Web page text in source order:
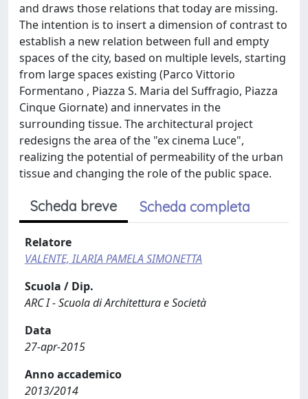
and draws those relations that today are missing.
The intention is to insert a dimension of contrast to
establish a new relation between full and empty
spaces of the city, based on multiple levels, starting
from large spaces existing (Parco Vittorio
Formentano , Piazza S. Maria del Suffragio, Piazza
Cinque Giornate) and innervates in the
surrounding tissue. The architectural project
redesigns the area of the "ex cinema Luce",
realizing the potential of permeability of the urban
tissue and changing the role of the public space.
Scheda breve Scheda completa
Relatore
VALENTE, ILARIA PAMELA SIMONETTA
Scuola / Dip.
ARC I - Scuola di Architettura e Società
Data
27-apr-2015
Anno accademico
2013/2014